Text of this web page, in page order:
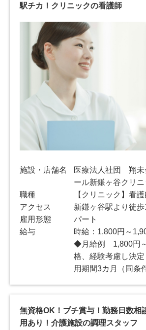
駅チカ！クリニックの看護師
施設・店舗名
医療法人社団 翔未
ール新鎌ヶ谷クリニ
職種
【クリニック】看
アクセス
新鎌ヶ谷駅より徒歩
雇用形態
パート
給与
時給：1,800円～
◆月給例 1,800円
格、経験考慮し決
用期間3カ月（同条
無資格OK！プチ賞与！勤務日数
用あり！介護施設の調理スタッフ